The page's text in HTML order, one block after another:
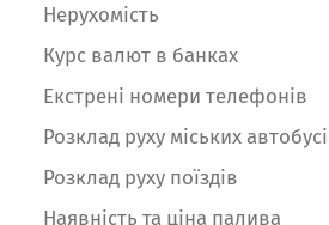
Нерухомість
Курс валют в банках
Екстрені номери телефонів
Розклад руху міських
Розклад руху поїздів
Наявність та ціна палива